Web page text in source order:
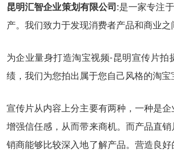
昆明汇智企业策划有限公司:是一家专注
产。我们致力于发现消费者产品和商业
为企业量身打造淘宝视频-昆明宣传片
绩，我们为您拍出属于您自己风格的淘宝
宣传片从内容上分主要有两种，一种是
增强信任感，从而带来商机。而产品直
销商能够比较深入地了解产品。营造良